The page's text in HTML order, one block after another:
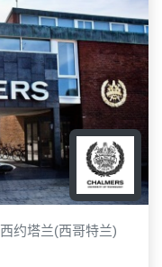
西约塔兰(西哥特兰)